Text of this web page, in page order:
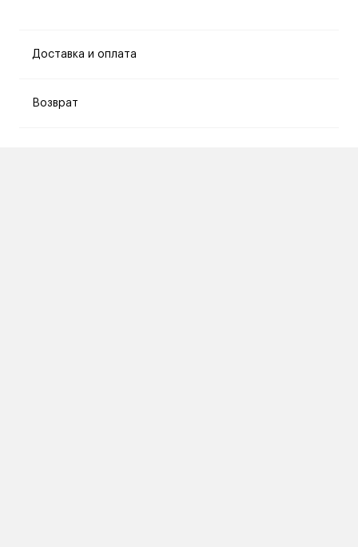
Доставка и оплата
Возврат